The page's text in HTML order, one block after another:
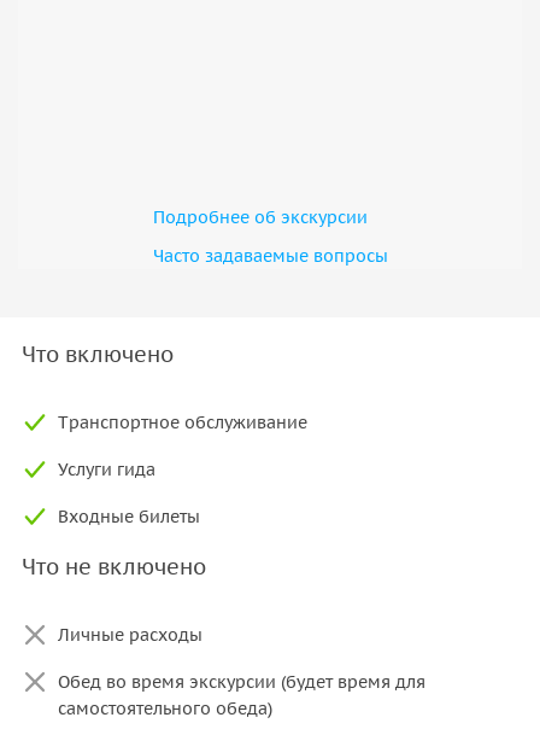
Подробнее об экскурсии
Часто задаваемые вопросы
Что включено
Tранспортное обслуживание
Услуги гида
Входные билеты
Что не включено
Личные расходы
Обед во время экскурсии (будет время для
самостоятельного обеда)